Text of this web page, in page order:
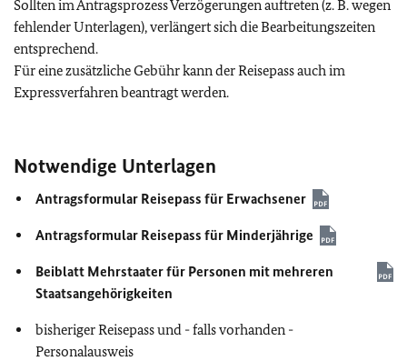
Sollten im Antragsprozess Verzögerungen auftreten (z. B. wegen
fehlender Unterlagen), verlängert sich die Bearbeitungszeiten
entsprechend.
Für eine zusätzliche Gebühr kann der Reisepass auch im
Expressverfahren beantragt werden.
Notwendige Unterlagen
Antragsformular Reisepass für Erwachsener
Antragsformular Reisepass für Minderjährige
Beiblatt Mehrstaater für Personen mit mehreren
Staatsangehörigkeiten
bisheriger Reisepass und - falls vorhanden -
Personalausweis